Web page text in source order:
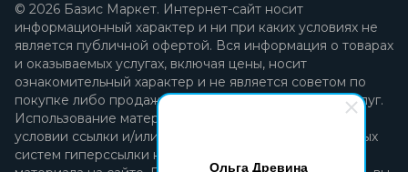
Ольга Древина
© 2026 Базис Маркет. Интернет-сайт носит
информационный характер и ни при каких условиях не
является публичной офертой. Вся информация о товарах
и оказываемых услугах, включая цены, носит
ознакомительный характер и не является советом по
покупке либо продаже каких-либо товаров и/или услуг.
Использование материалов разрешается только при
условии ссылки и/или прямой открытой для поисковых
систем гиперссылки на непосредственный адрес